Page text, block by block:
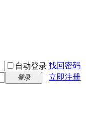
自动登录 找回密码
登录 立即注册